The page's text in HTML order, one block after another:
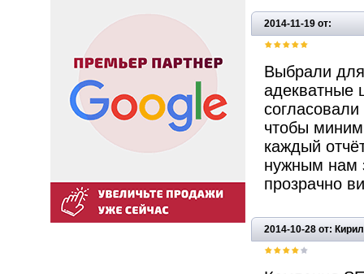
2014-11-19 от:
Выбрали
адекватные
чтобы
каждый
нужным нам
прозрачно
2014-10-28 от: